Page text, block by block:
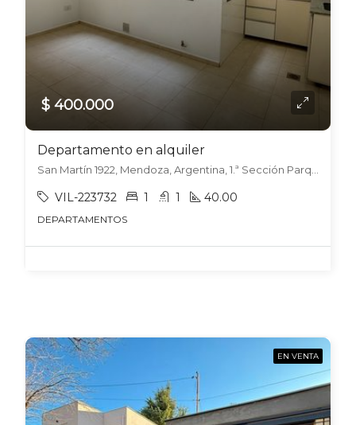
$ 400.000
Departamento en alquiler
San Martín 1922, Mendoza, Argentina, 1.ª Sección Parque Central, Mendoza
VIL-223732 1 1 40.00
DEPARTAMENTOS
EN VENTA